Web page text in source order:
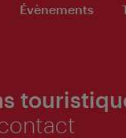
Évènements